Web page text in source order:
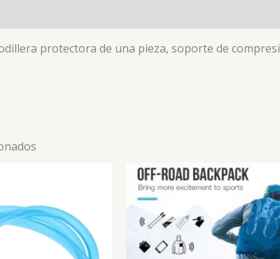
protectora de una pieza, soporte de